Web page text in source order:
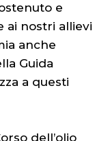
e
ai nostri allievi
anche
Guida
a questi
dell’olio